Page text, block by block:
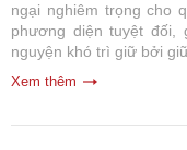
ngại nghiêm trọng
phương diện tuyệt đối,
nguyện khó trì giữ bởi
Xem thêm